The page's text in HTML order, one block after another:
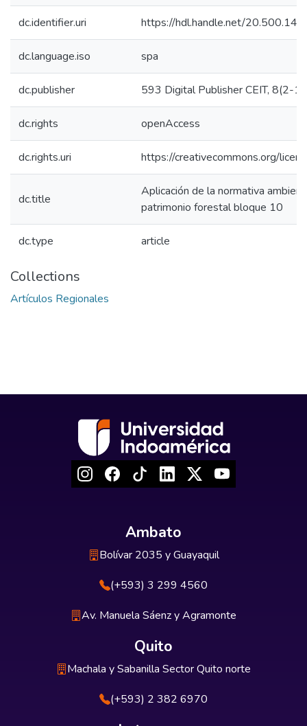
dc.identifier.uri https://hdl.handle.net/
dc.language.iso spa
dc.publisher 593 Digital Publisher CEIT, 8(2-
dc.rights openAccess
dc.rights.uri https://creativecommons.org/
dc.title
Aplicación de la normativa
patrimonio forestal bloque 10
dc.type article
Collections
Artículos Regionales
Ambato
Bolívar 2035 y Guayaquil
(+593) 3 299 4560
Av. Manuela Sáenz y Agramonte
Quito
Machala y Sabanilla Sector Quito norte
(+593) 2 382 6970